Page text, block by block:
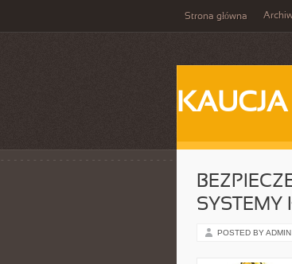
Strona główna
KAUCJA
SYSTEMY
POSTED BY ADMIN